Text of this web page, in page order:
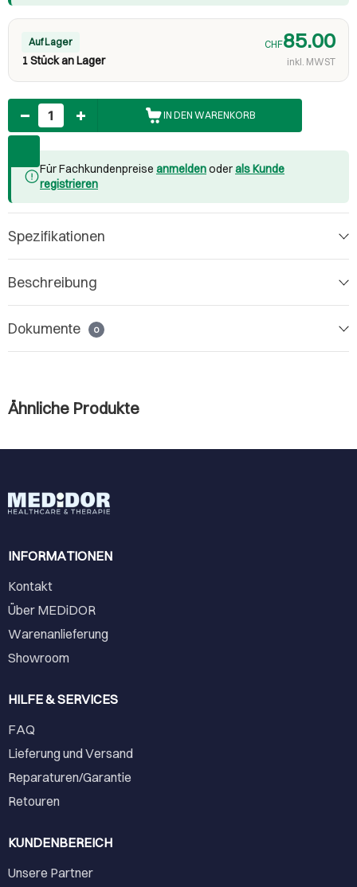
Auf Lager
1 Stück an Lager
CHF85.00
inkl. MWST
Anzahl
IN DEN WARENKORB
Für Fachkundenpreise anmeldenoderals Kunde
registrieren
Spezifikationen
Beschreibung
Dokumente 0
Ähnliche Produkte
INFORMATIONEN
Kontakt
Über MEDiDOR
Warenanlieferung
Showroom
HILFE & SERVICES
FAQ
Lieferung und Versand
Reparaturen/Garantie
Retouren
KUNDENBEREICH
Unsere Partner